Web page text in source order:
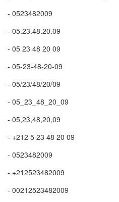
- 0523482009
- 05.23.48.20.09
- 05 23 48 20 09
- 05-23-48-20-09
- 05/23/48/20/09
- 05_23_48_20_09
- 05,23,48,20,09
- +212 5 23 48 20 09
- 0523482009
- +212523482009
- 00212523482009